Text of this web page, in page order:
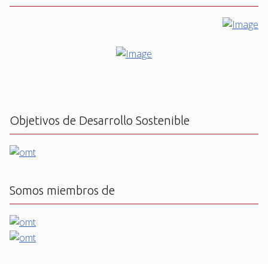
Objetivos de Desarrollo Sostenible
Somos miembros de